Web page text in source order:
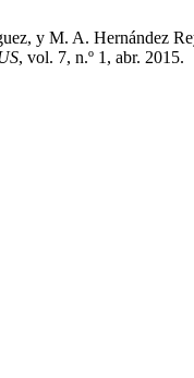
y M. A. Hernández
, vol. 7, n.º 1, abr. 2015.